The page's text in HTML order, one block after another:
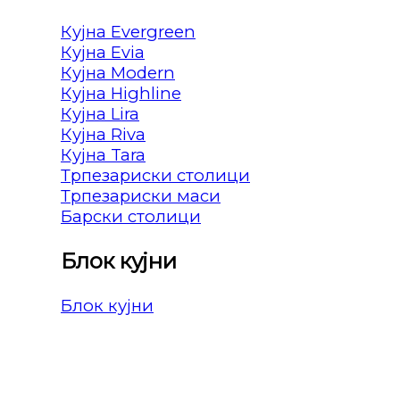
Кујна Evergreen
Кујна Evia
Кујна Modern
Кујна Highline
Кујна Lira
Кујна Riva
Кујна Tara
Трпезариски столици
Трпезариски маси
Барски столици
Блок кујни
Блок кујни